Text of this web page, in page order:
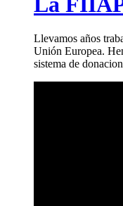
Llevamos años
Unión Europea.
sistema de